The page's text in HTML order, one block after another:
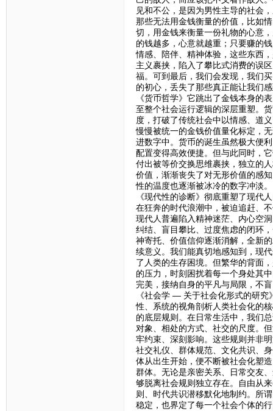
见和不公，是因为男性主导的社会
那些无法用金钱衡量的价值，比如
切，用金钱来衡量一份礼物的心意
的钱越多，心意就越重；只要赚的
情感、陪伴、精神体验，这些东西
主义裹挟，陷入了攀比式消费的误
福。可到最后，我们会发现，我们
的初心，丢失了那些真正能让我们
《货币哲学》它跳出了金钱本身的
至整个社会运行逻辑的深层重塑。
度，打破了传统社会中以情感、道
慢慢被统一的金钱价值量化标定，
进数字中。货币的诞生虽然极大便
配置变得高效便捷。但与此同时，
付出被等价交换思维裹挟，独立的
价值，渐渐丧失了对无形价值的感
性的温度也逐渐被冰冷的数字冲淡。
《现代性的诊断》彻底重塑了现代
在狂奔的时代浪潮中，被迫追赶、
现代人普遍陷入精神迷茫、内心空
纠结、盲目攀比、过度焦虑的闭环
神寄托、价值信仰逐渐消解，全新
续意义。我们能真切地感知到，现
了人类的生存困境。但繁华的背面
的压力，时刻困扰着每一个身处其
完美，接纳自身的平凡与局限，不
《社会学 — 关于社会化形式的研
性、系统的视角剖析人类社会化的
的底层规则。在日常生活中，我们
对象、相处的方式、社交的尺度。
牢约束、深刻影响。这些规则并非
社交礼仪、群体规范、文化共识、
体从出生开始，便不断被社会化塑
群体。无论是亲密关系、日常交友
够脱离社会规则独立存在。自由从
则、时代共识潜移默化地制约。所
稳定，也界定了每一个社会个体的